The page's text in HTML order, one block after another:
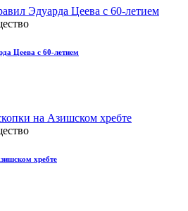
Цеева с 60-летием
хребте